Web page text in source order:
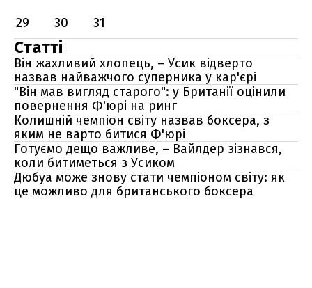
29
30 31
Статті
Він жахливий хлопець, – Усик відверто
назвав найважчого суперника у кар'єрі
"Він мав вигляд старого": у Британії оцінили
повернення Ф'юрі на ринг
Колишній чемпіон світу назвав боксера, з
яким не варто битися Ф'юрі
Готуємо дещо важливе, – Вайлдер зізнався,
коли битиметься з Усиком
Дюбуа може знову стати чемпіоном світу: як
це можливо для британського боксера